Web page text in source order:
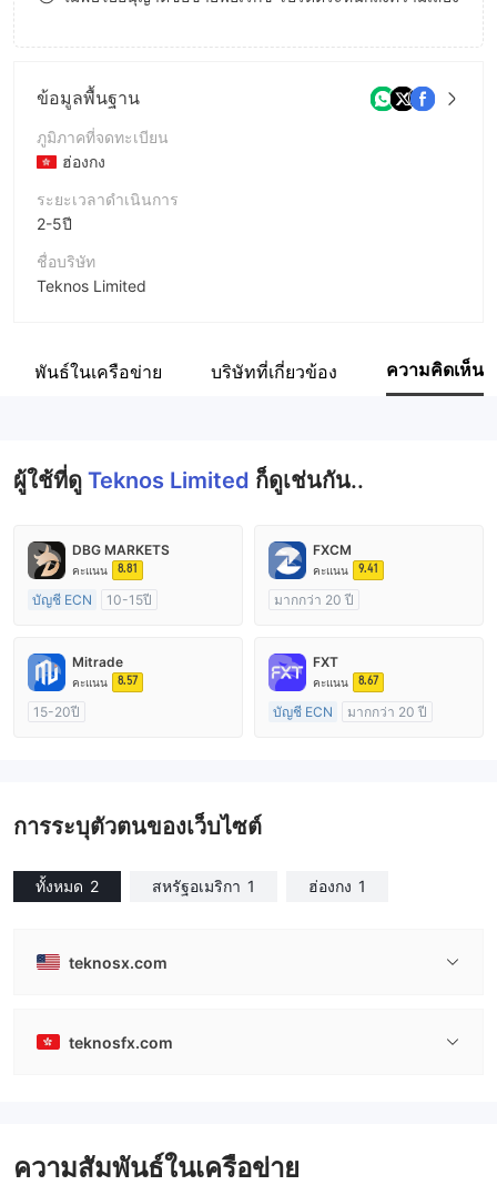
ข้อมูลพื้นฐาน
ภูมิภาคที่จดทะเบียน
ฮ่องกง
ระยะเวลาดำเนินการ
2-5ปี
ชื่อบริษัท
Teknos Limited
สัมพันธ์ในเครือข่าย บริษัทที่เกี่ยวข้อง ความคิดเห็น
ผู้ใช้ที่ดู Teknos Limited ก็ดูเช่นกัน..
DBG MARKETS
คะแนน 8.81
บัญชี ECN
10-15ปี
ใบอนุญาต MT4 แบบเต็ม
FXCM
คะแนน 9.41
มากกว่า 20 ปี
ใบอนุญาต MT4 แบบเต็ม
Mitrade
คะแนน 8.57
15-20ปี
FXT
คะแนน 8.67
บัญชี ECN
มากกว่า 20 ปี
การระบุตัวตนของเว็บไซต์
ทั้งหมด 2 สหรัฐอเมริกา 1 ฮ่องกง 1
teknosx.com
teknosfx.com
ความสัมพันธ์ในเครือข่าย